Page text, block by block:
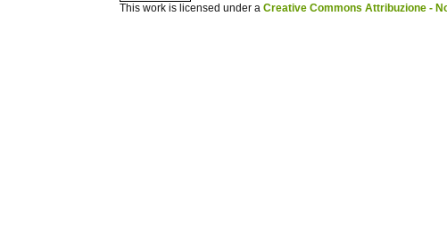
This work is licensed under aCreative Commons Attribuzione -